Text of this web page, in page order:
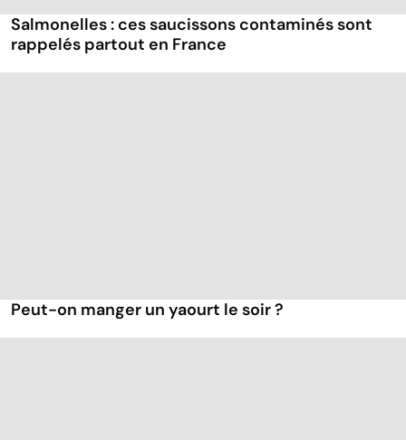
Salmonelles : ces saucissons contaminés sont
rappelés partout en France
Peut-on manger un yaourt le soir ?